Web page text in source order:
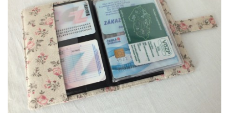
CEDULKY
MOJE POSLEDNÍ PRÁCE